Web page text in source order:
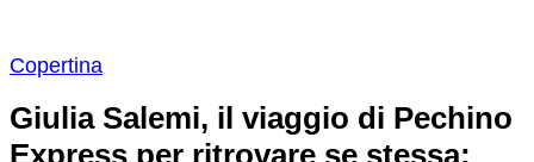
Copertina
Giulia Salemi, il viaggio di Pechino
Express per ritrovare se stessa: